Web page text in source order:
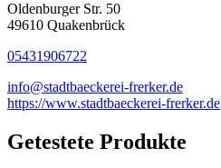
Oldenburger Str. 50
49610 Quakenbrück
05431906722
info@stadtbaeckerei-frerker.de
https://www.stadtbaeckerei-frerker.de
Getestete Produkte